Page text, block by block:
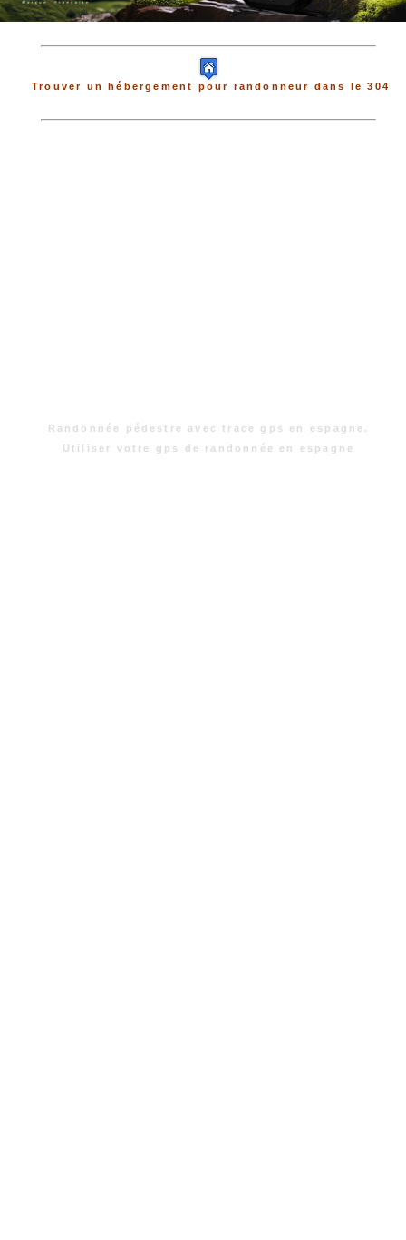
Trouver un hébergement pour randonneur dans le 304
Randonnée pédestre avec trace gps en espagne.
Utiliser votre gps de randonnée en espagne